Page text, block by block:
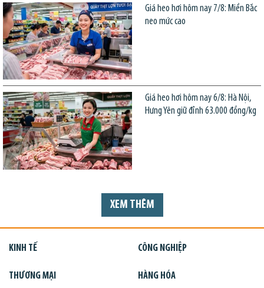
Giá heo hơi hôm nay 7/8: Miền Bắc
neo mức cao
Giá heo hơi hôm nay 6/8: Hà Nội,
Hưng Yên giữ đỉnh 63.000 đồng/kg
XEM THÊM
KINH TẾ CÔNG NGHIỆP
THƯƠNG MẠI HÀNG HÓA